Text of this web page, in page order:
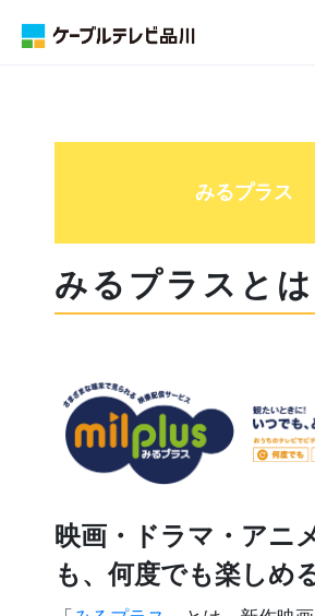
みるプラス
みるプラスとは
映画・ドラマ・アニ
も、何度でも楽しめ